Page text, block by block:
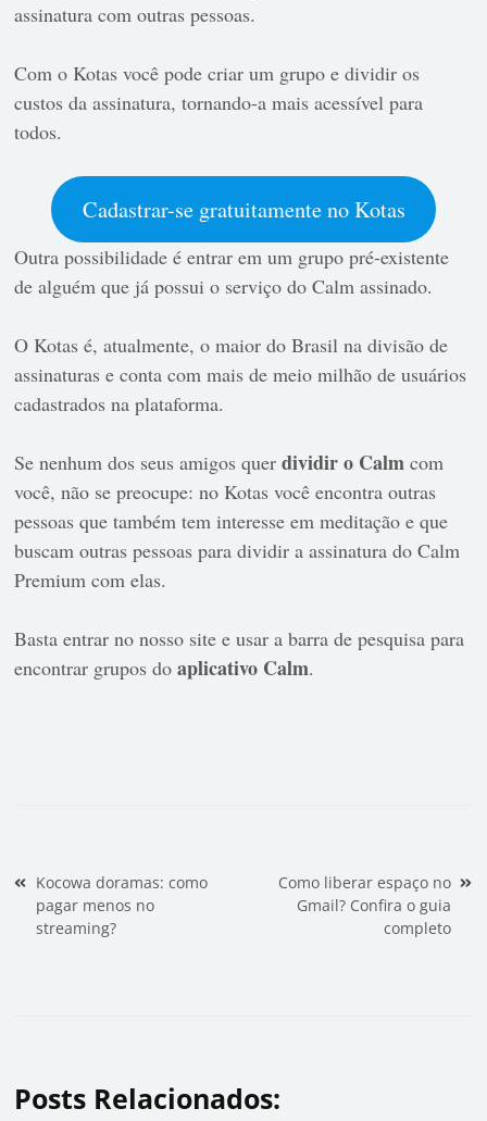
assinatura com outras pessoas.
Com o Kotas você pode criar um grupo e dividir os
custos da assinatura, tornando-a mais acessível para
todos.
Cadastrar-se gratuitamente no Kotas
Outra possibilidade é entrar em um grupo pré-existente
de alguém que já possui o serviço do Calm assinado.
O Kotas é, atualmente, o maior do Brasil na divisão de
assinaturas e conta com mais de meio milhão de usuários
cadastrados na plataforma.
Se nenhum dos seus amigos querdividir o Calmcom
você, não se preocupe: no Kotas você encontra outras
pessoas que também tem interesse em meditação e que
buscam outras pessoas para dividir a assinatura do Calm
Premium com elas.
Basta entrar no nosso site e usar a barra de pesquisa para
encontrar grupos doaplicativo Calm.
Navegação de Post
Kocowa doramas: como
pagar menos no
streaming?
Como liberar espaço no
Gmail? Confira o guia
completo
Posts Relacionados: